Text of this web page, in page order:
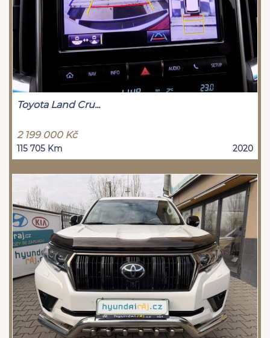
Toyota Land Cru...
2 199 000 Kč
115 705 Km 2020